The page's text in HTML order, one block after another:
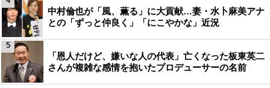
中村倫也が「風、薫る」に大貢献…妻・水卜麻美アナ
との「ずっと仲良く」「にこやかな」近況
「恩人だけど、嫌いな人の代表」亡くなった板東英二
さんが複雑な感情を抱いたプロデューサーの名前
5